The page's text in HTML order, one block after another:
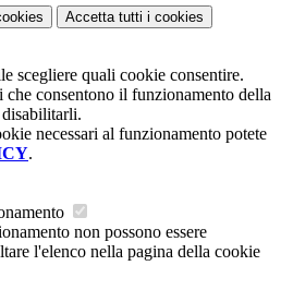
Accetta tutti i cookies
scegliere quali cookie consentire.
consentono il funzionamento della
necessari al funzionamento potete
.
non possono essere
l'elenco nella pagina della cookie